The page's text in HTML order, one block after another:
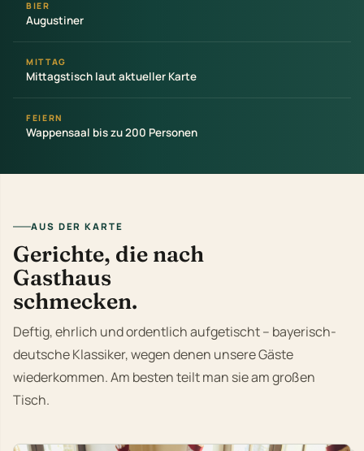
BIER
Augustiner
MITTAG
Mittagstisch laut aktueller Karte
FEIERN
Wappensaal bis zu 200 Personen
AUS DER KARTE
Gerichte, die nach
Gasthaus
schmecken.
Deftig, ehrlich und ordentlich aufgetischt – bayerisch-
deutsche Klassiker, wegen denen unsere Gäste
wiederkommen. Am besten teilt man sie am großen
Tisch.